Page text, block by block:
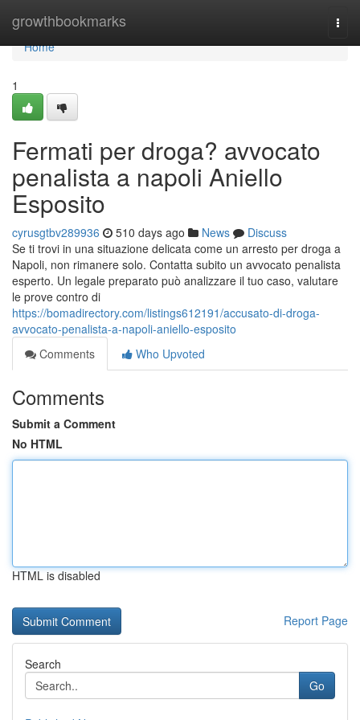
growthbookmarks
Home
Home
1
Fermati per droga? avvocato
penalista a napoli Aniello
Esposito
cyrusgtbv289936 510 days ago News
Discuss
Se ti trovi in una situazione delicata come un arresto per droga a
Napoli, non rimanere solo. Contatta subito un avvocato penalista
esperto. Un legale preparato può analizzare il tuo caso, valutare
le prove contro di
https://bomadirectory.com/listings612191/accusato-di-droga-
avvocato-penalista-a-napoli-aniello-esposito
Comments
Who Upvoted
Comments
Submit a Comment
No HTML
HTML is disabled
Report Page
Search
Go